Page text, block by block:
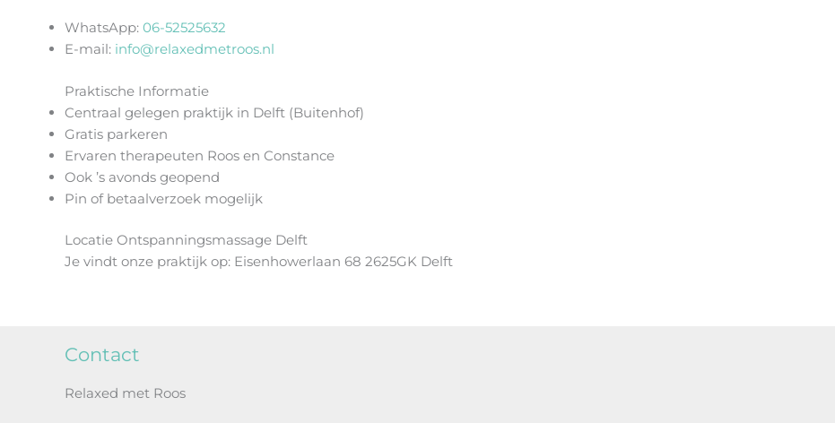
WhatsApp: 06-52525632
E-mail: info@relaxedmetroos.nl
Praktische Informatie
Centraal gelegen praktijk in Delft (Buitenhof)
Gratis parkeren
Ervaren therapeuten Roos en Constance
Ook ’s avonds geopend
Pin of betaalverzoek mogelijk
Locatie Ontspanningsmassage Delft
Je vindt onze praktijk op: Eisenhowerlaan 68 2625GK Delft
Contact
Relaxed met Roos